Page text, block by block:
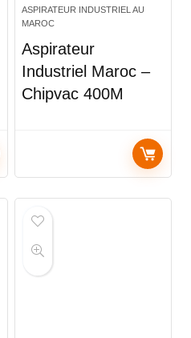
ASPIRATEUR INDUSTRIEL AU
MAROC
Aspirateur
Industriel Maroc –
Chipvac 400M